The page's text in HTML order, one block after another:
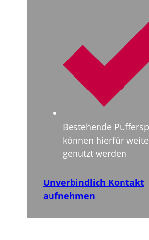
Bestehende
können hierfür
genutzt werden
Unverbindlich Kontakt
aufnehmen